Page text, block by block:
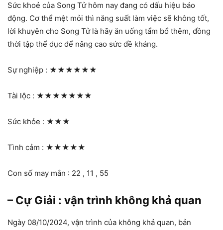
Sức khoẻ của Song Tử hôm nay đang có dấu hiệu báo
động. Cơ thể mệt mỏi thì năng suất làm việc sẽ không tốt,
lời khuyên cho Song Tử là hãy ăn uống tẩm bổ thêm, đồng
thời tập thể dục để nâng cao sức đề kháng.
Sự nghiệp : ★★★★★★
Tài lộc : ★★★★★★★
Sức khỏe : ★★★
Tình cảm : ★★★★★
Con số may mắn : 22 , 11 , 55
– Cự Giải : vận trình không khả quan
Ngày 08/10/2024, vận trình của không khả quan, bản